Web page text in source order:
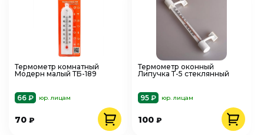
Термометр комнатный
Модерн малый ТБ-189
66 ₽ юр. лицам
70 ₽
Термометр оконный
Липучка Т-5 стеклянный
95 ₽ юр. лицам
100₽